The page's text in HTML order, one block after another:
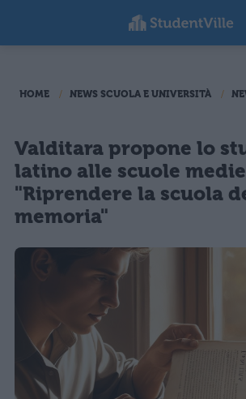
HOME NEWS SCUOLA E UNIVERSITÀ
Valditara propone lo
latino alle scuole
"Riprendere la scuola
memoria"